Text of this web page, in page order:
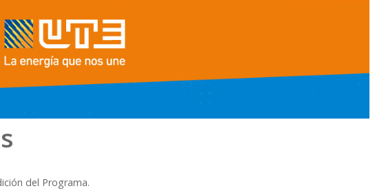
del Programa.